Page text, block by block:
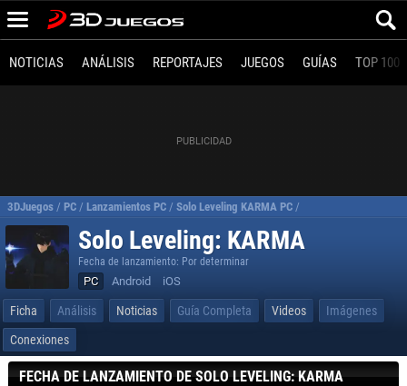
NOTICIAS ANÁLISIS REPORTAJES JUEGOS GUÍAS TOP 100
3DJuegos / PC / Lanzamientos PC / Solo Leveling KARMA PC /
Solo Leveling: KARMA
Fecha de lanzamiento: Por determinar
PC Android iOS
Ficha Análisis Noticias Guía Completa Videos
Imágenes
Conexiones
FECHA DE LANZAMIENTO DE SOLO LEVELING: KARMA